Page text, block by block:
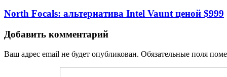
North Focals: альтернатива Intel Vaunt ценой $999
Добавить комментарий
Ваш адрес email не будет опубликован. Обязательные поля